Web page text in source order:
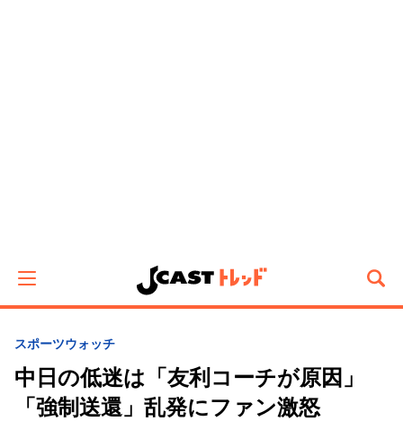
スポーツウォッチ
中日の低迷は「友利コーチが原因」
「強制送還」乱発にファン激怒